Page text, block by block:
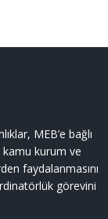
MEB’e bağlı
kurum ve
faydalanmasını
görevini